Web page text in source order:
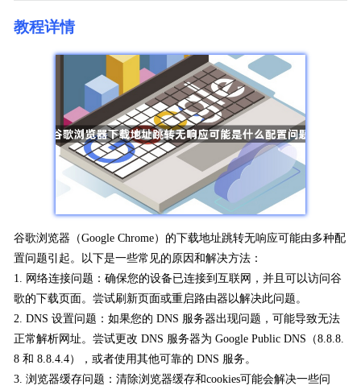
教程详情
谷歌浏览器（Google Chrome）的下载地址跳转无响应可能由多种配
置问题引起。以下是一些常见的原因和解决方法：
1. 网络连接问题：确保您的设备已连接到互联网，并且可以访问谷
歌的下载页面。尝试刷新页面或重启路由器以解决此问题。
2. DNS 设置问题：如果您的 DNS 服务器出现问题，可能导致无法
正常解析网址。尝试更改 DNS 服务器为 Google Public DNS（8.8.8.
8 和 8.8.4.4），或者使用其他可靠的 DNS 服务。
3. 浏览器缓存问题：清除浏览器缓存和cookies可能会解决一些问